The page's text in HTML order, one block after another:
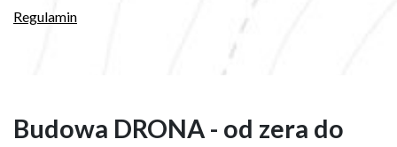
Regulamin
Budowa DRONA - od zera do